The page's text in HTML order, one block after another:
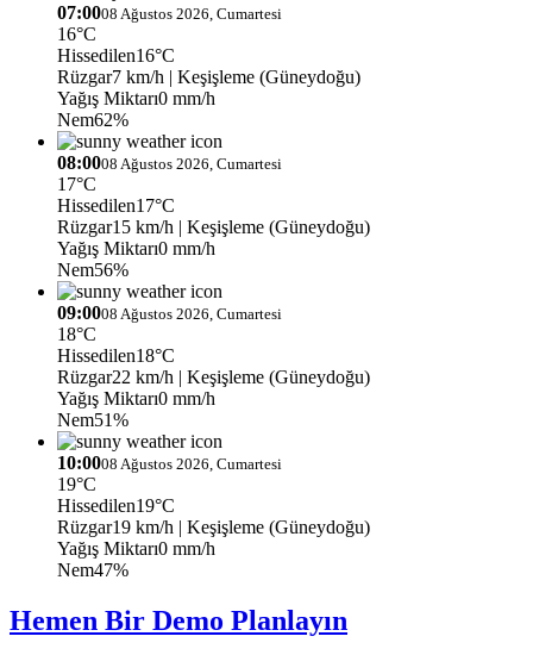
07:0008 Ağustos 2026, Cumartesi
16°C
Hissedilen16°C
Rüzgar7 km/h | Keşişleme (Güneydoğu)
Yağış Miktarı0 mm/h
Nem62%
08:0008 Ağustos 2026, Cumartesi
17°C
Hissedilen17°C
Rüzgar15 km/h | Keşişleme (Güneydoğu)
Yağış Miktarı0 mm/h
Nem56%
09:0008 Ağustos 2026, Cumartesi
18°C
Hissedilen18°C
Rüzgar22 km/h | Keşişleme (Güneydoğu)
Yağış Miktarı0 mm/h
Nem51%
10:0008 Ağustos 2026, Cumartesi
19°C
Hissedilen19°C
Rüzgar19 km/h | Keşişleme (Güneydoğu)
Yağış Miktarı0 mm/h
Nem47%
Hemen Bir Demo Planlayın